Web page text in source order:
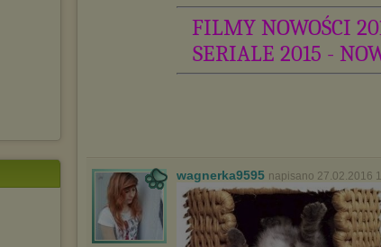
urządzeniu końcowym. Można również usunąć pliki
dokonując odpowiednich zmian w ustawieniach
FILMY NOWOŚCI
SERIALE 2015 -
wagnerka9595 napisano 27.02.2016